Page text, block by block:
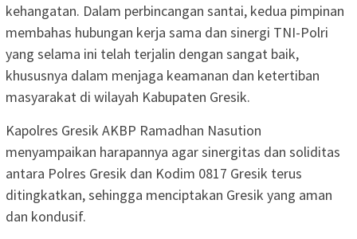
kehangatan. Dalam perbincangan santai, kedua pimpinan
membahas hubungan kerja sama dan sinergi TNI-Polri
yang selama ini telah terjalin dengan sangat baik,
khususnya dalam menjaga keamanan dan ketertiban
masyarakat di wilayah Kabupaten Gresik.
Kapolres Gresik AKBP Ramadhan Nasution
menyampaikan harapannya agar sinergitas dan soliditas
antara Polres Gresik dan Kodim 0817 Gresik terus
ditingkatkan, sehingga menciptakan Gresik yang aman
dan kondusif.